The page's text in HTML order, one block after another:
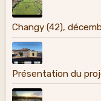
Changy (42),
Présentation du